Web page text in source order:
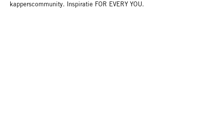
kapperscommunity. Inspiratie FOR EVERY YOU.